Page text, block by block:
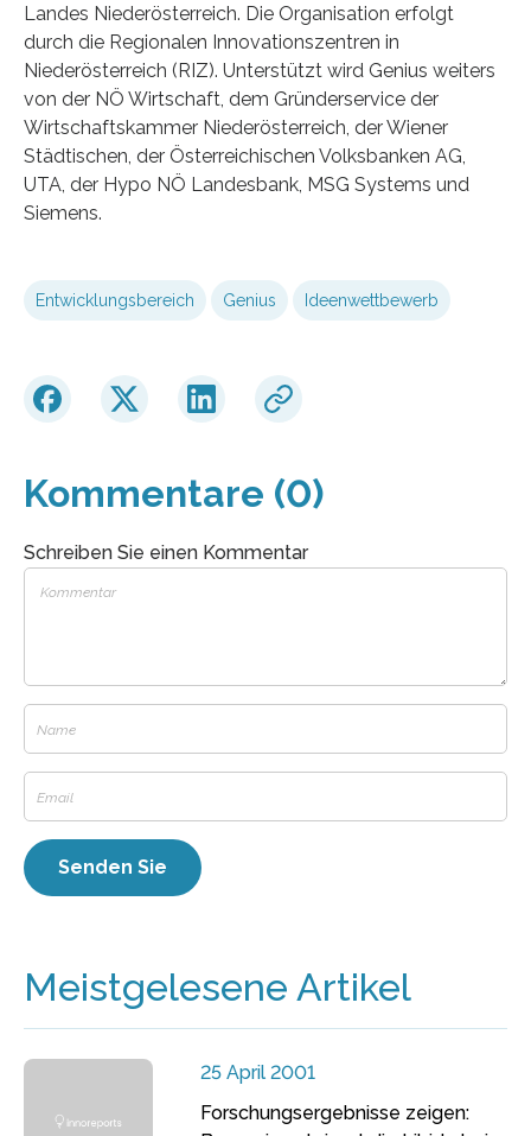
Landes Niederösterreich. Die Organisation erfolgt
durch die Regionalen Innovationszentren in
Niederösterreich (RIZ). Unterstützt wird Genius weiters
von der NÖ Wirtschaft, dem Gründerservice der
Wirtschaftskammer Niederösterreich, der Wiener
Städtischen, der Österreichischen Volksbanken AG,
UTA, der Hypo NÖ Landesbank, MSG Systems und
Siemens.
Entwicklungsbereich Genius Ideenwettbewerb
Kommentare (0)
Schreiben Sie einen Kommentar
Meistgelesene Artikel
25 April 2001
Forschungsergebnisse zeigen: